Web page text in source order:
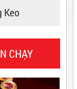
Keo
CHẠY